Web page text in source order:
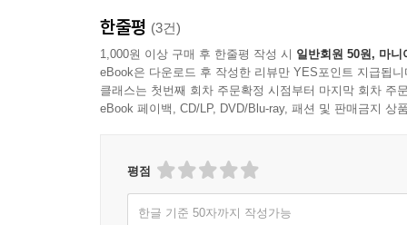
한줄평 (3건)
1,000원 이상 구매 후 한줄평 작성 시 일반회원 50원, 마니
eBook은 다운로드 후 작성한 리뷰만 YES포인트 지급됩니
클래스는 첫번째 회차 주문확정 시점부터 마지막 회차 주
eBook 페이백, CD/LP, DVD/Blu-ray, 패션 및 판매금지 상
평점
한글 기준 50자까지 작성가능